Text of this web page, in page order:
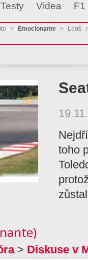
Testy Videa F1
> Emocionante > Leoš
toho
> Diskuse v